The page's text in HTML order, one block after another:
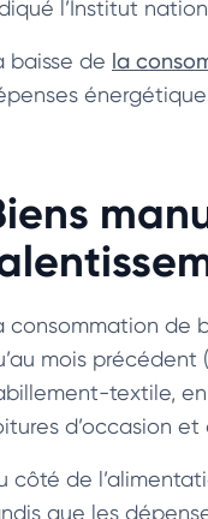
l’Institut
baisse de la
consommation de
mois précédent
textile, en
d’occasion
côté de
que les